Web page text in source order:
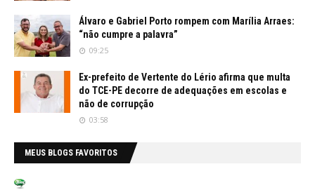
Álvaro e Gabriel Porto rompem com Marília Arraes:
“não cumpre a palavra”
09:25
Ex-prefeito de Vertente do Lério afirma que multa
do TCE-PE decorre de adequações em escolas e
não de corrupção
03:58
MEUS BLOGS FAVORITOS